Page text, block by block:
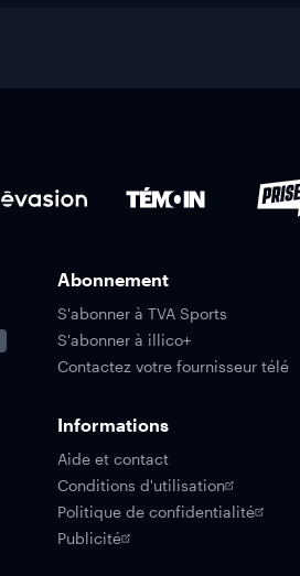
Abonnement
S'abonner à TVA Sports
S'abonner à illico+
Contactez votre fournisseur télé
Informations
Aide et contact
Conditions d'utilisation
Politique de confidentialité
Publicité